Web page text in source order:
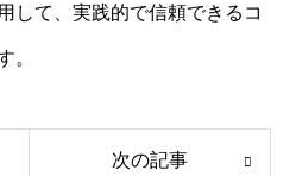
して、実践的で信頼できるコ
。
次の記事